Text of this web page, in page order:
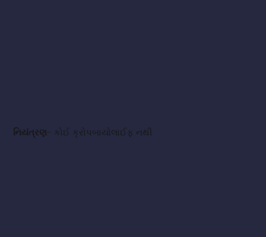
નિયંત્રણ- કોઈ ક્રોપબાયોલાઈફ નથી